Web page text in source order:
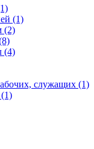
(1)
(2)
(4)
служащих (1)